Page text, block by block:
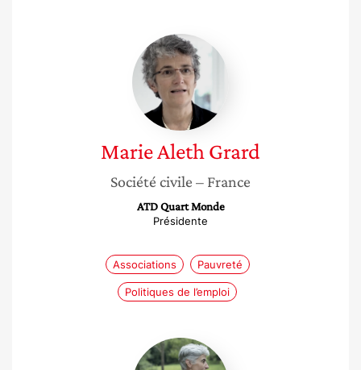
Marie
Aleth
Grard
Marie Aleth Grard
Société civile – France
ATD Quart Monde
Présidente
Associations Pauvreté
Politiques de l’emploi
Véronique
Fayet